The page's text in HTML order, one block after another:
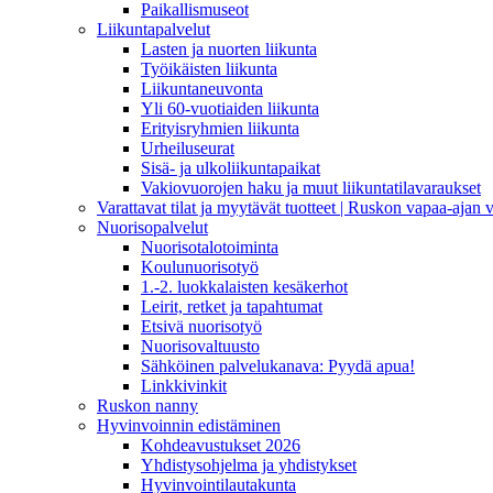
Paikallismuseot
Liikuntapalvelut
Lasten ja nuorten liikunta
Työikäisten liikunta
Liikuntaneuvonta
Yli 60-vuotiaiden liikunta
Erityisryhmien liikunta
Urheiluseurat
Sisä- ja ulkoliikuntapaikat
Vakiovuorojen haku ja muut liikuntatilavaraukset
Varattavat tilat ja myytävät tuotteet | Ruskon vapaa-ajan
Nuorisopalvelut
Nuorisotalotoiminta
Koulunuorisotyö
1.-2. luokkalaisten kesäkerhot
Leirit, retket ja tapahtumat
Etsivä nuorisotyö
Nuorisovaltuusto
Sähköinen palvelukanava: Pyydä apua!
Linkkivinkit
Ruskon nanny
Hyvinvoinnin edistäminen
Kohdeavustukset 2026
Yhdistysohjelma ja yhdistykset
Hyvinvointilautakunta